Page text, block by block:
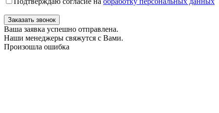
Заказать звонок
Ваша заявка успешно отправлена.
Наши менеджеры свяжутся с Вами.
Произошла ошибка